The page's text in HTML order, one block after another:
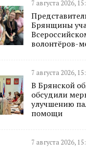
7 августа 2026,
Брянщины
волонтёров-
7 августа 2026,
В Брянской
обсудили
улучшению
помощи
7 августа 2026,